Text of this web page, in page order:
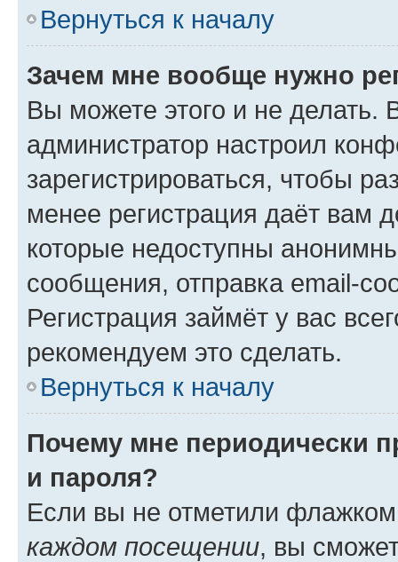
Вернуться к началу
Зачем мне вообще нужно
Вы можете этого и не делать.
администратор настроил
зарегистрироваться, чтобы
менее регистрация даёт вам
которые недоступны
сообщения, отправка email-
Регистрация займёт у вас
рекомендуем это сделать.
Вернуться к началу
Почему мне периодически
и пароля?
Если вы не отметили
каждом посещении, вы